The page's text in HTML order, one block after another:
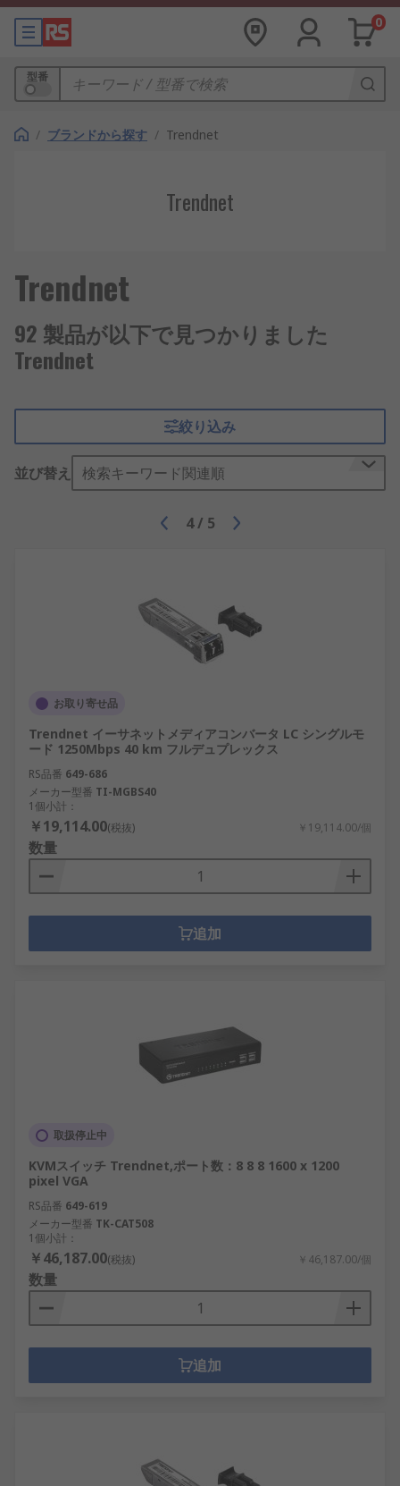
0
型番
/ ブランドから探す / Trendnet
Trendnet
Trendnet
92 製品が以下で見つかりました
Trendnet
絞り込み
並び替え 検索キーワード関連順
4 / 5
お取り寄せ品
Trendnet イーサネットメディアコンバータ LC シングルモ
ード 1250Mbps 40 km フルデュプレックス
RS品番 649-686
メーカー型番 TI-MGBS40
1個小計：
￥19,114.00(税抜) ￥19,114.00/個
数量
追加
取扱停止中
KVMスイッチ Trendnet,ポート数：8 8 8 1600 x 1200
pixel VGA
RS品番 649-619
メーカー型番 TK-CAT508
1個小計：
￥46,187.00(税抜) ￥46,187.00/個
数量
追加